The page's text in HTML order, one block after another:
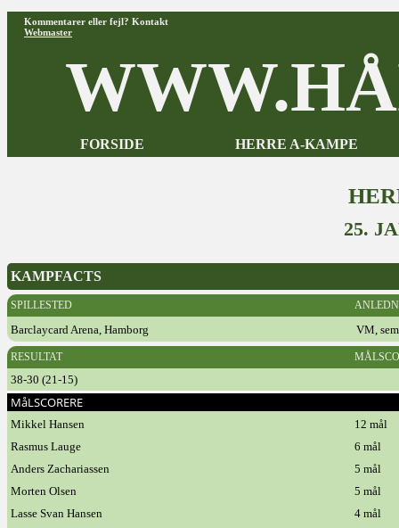
Kommentarer eller fejl? Kontakt
Webmaster
FORSIDE HERRE A-KAMPE
25.
KAMPFACTS
SPILLESTED
Barclaycard Arena, Hamborg VM,
RESULTAT
38-30 (21-15)
MåLSCORERE
Mikkel Hansen
12 mål
Rasmus Lauge
6 mål
Anders Zachariassen
5 mål
Morten Olsen
5 mål
Lasse Svan Hansen
4 mål